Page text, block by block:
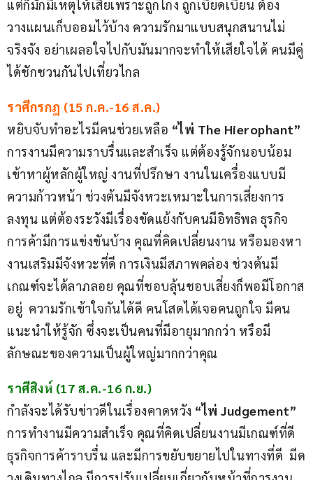
แต่ก็มักมีเหตุให้เสียเพราะถูกโกง ถูกเบียดเบียน ต้อง
วางแผนเก็บออมไว้บ้าง ความรักมาแบบสนุกสนานไม่
จริงจัง อย่าเผลอใจไปกับมันมากจะทำให้เสียใจได้ คนมีคู่
ได้ชักชวนกันไปเที่ยวไกล
ราศีกรกฎ (15 ก.ค.-16 ส.ค.)
หยิบจับทำอะไรมีคนช่วยเหลือ “ไพ่ The Hierophant”
การงานมีความราบรื่นและสำเร็จ แต่ต้องรู้จักนอบน้อม
เข้าหาผู้หลักผู้ใหญ่ งานที่ปรึกษา งานในเครื่องแบบมี
ความก้าวหน้า ช่วงต้นมีจังหวะเหมาะในการเสี่ยงการ
ลงทุน แต่ต้องระวังมีเรื่องขัดแย้งกับคนมีอิทธิพล ธุรกิจ
การค้ามีการแข่งขันบ้าง คุณที่คิดเปลี่ยนงาน หรือมองหา
งานเสริมมีจังหวะที่ดี การเงินมีสภาพคล่อง ช่วงต้นมี
เกณฑ์จะได้ลาภลอย คุณที่ชอบลุ้นชอบเสี่ยงก็พอมีโอกาส
อยู่  ความรักเข้าใจกันได้ดี คนโสดได้เจอคนถูกใจ มีคน
แนะนำให้รู้จัก ซึ่งจะเป็นคนที่มีอายุมากกว่า หรือมี
ลักษณะของความเป็นผู้ใหญ่มากกว่าคุณ
ราศีสิงห์ (17 ส.ค.-16 ก.ย.)
กำลังจะได้รับข่าวดีในเรื่องคาดหวัง “ไพ่ Judgement”
การทำงานมีความสำเร็จ คุณที่คิดเปลี่ยนงานมีเกณฑ์ที่ดี
ธุรกิจการค้าราบรื่น และมีการขยับขยายไปในทางที่ดี  มีด